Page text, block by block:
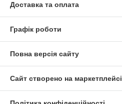
Доставка та оплата
Графік роботи
Повна версія сайту
Сайт створено на маркетплейсі